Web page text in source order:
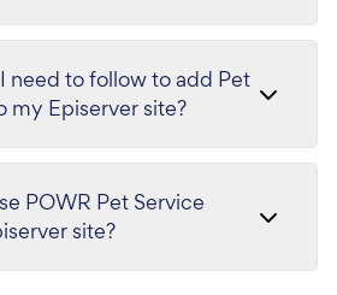
need to follow to add Pet
my Episerver site?
POWR Pet Service
site?